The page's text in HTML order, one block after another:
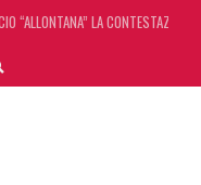
“ALLONTANA” LA CONTESTAZIONE
‘SCUDO’ FISCALE DI 4 ANNI
DAL 10 AL 24 AGOSTO